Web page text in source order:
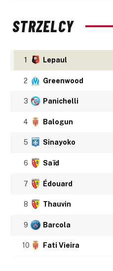
STRZELCY
1 Lepaul
2 Greenwood
3 Panichelli
4 Balogun
5 Sinayoko
6 Saïd
7 Édouard
8 Thauvin
9 Barcola
10 Fati Vieira